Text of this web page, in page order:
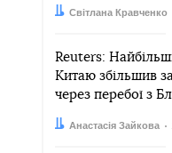
Автор:
Світлана Кравченко
Дата:
Reuters:
Китаю збільшив
через перебої з
Автор:Анастасія Зайкова
Дата: